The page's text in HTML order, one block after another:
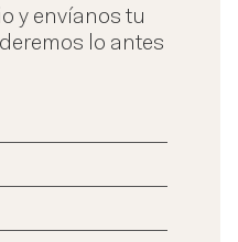
y envíanos tu
lo antes